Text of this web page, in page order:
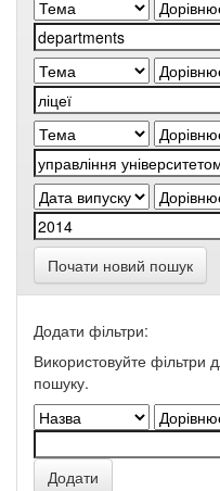
Почати новий пошук
Додати фільтри:
Використовуйте фільтри
пошуку.